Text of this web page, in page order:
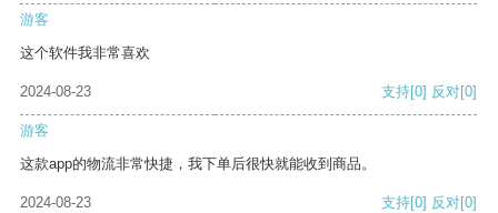
游客
这个软件我非常喜欢
2024-08-23 支持[0] 反对[0]
游客
这款app的物流非常快捷，我下单后很快就能收到商品。
2024-08-23 支持[0] 反对[0]